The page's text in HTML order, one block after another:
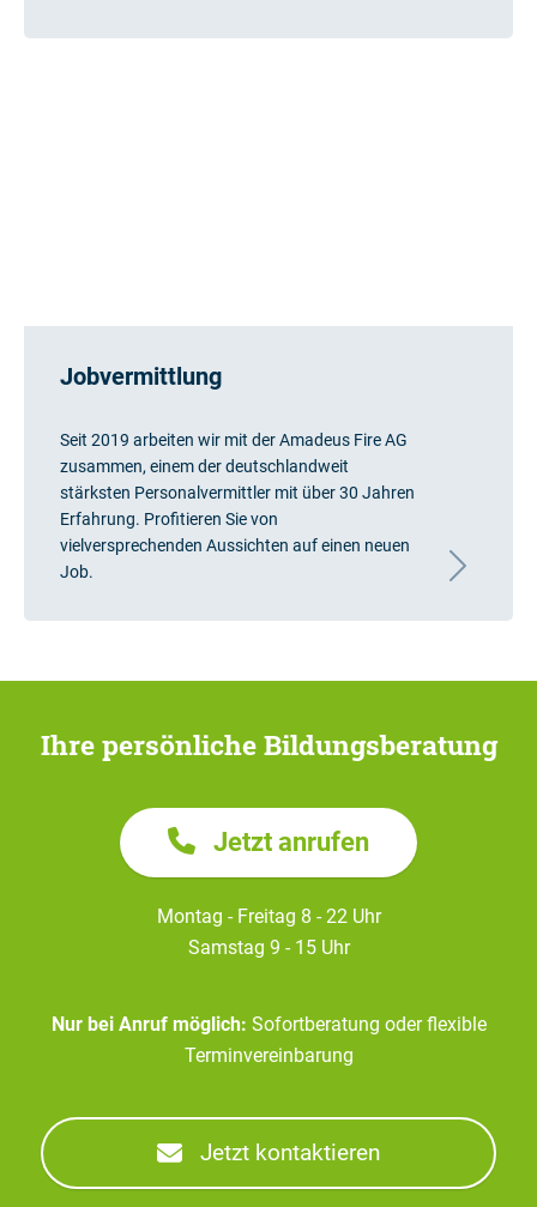
Jobvermittlung
Seit 2019 arbeiten wir mit der Amadeus Fire AG
zusammen, einem der deutschlandweit
stärksten Personalvermittler mit über 30 Jahren
Erfahrung. Profitieren Sie von
vielversprechenden Aussichten auf einen neuen
Job.
Ihre persönliche Bildungsberatung
Jetzt anrufen
Montag - Freitag 8 - 22 Uhr
Samstag 9 - 15 Uhr
Nur bei Anruf möglich: Sofortberatung oder flexible
Terminvereinbarung
Jetzt kontaktieren